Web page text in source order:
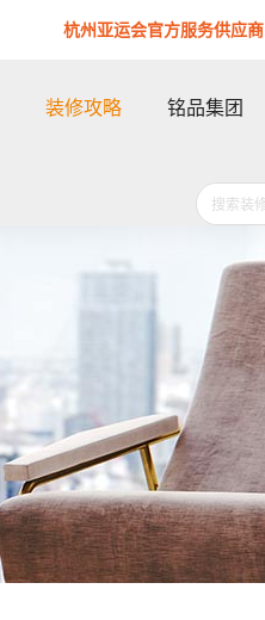
杭州亚运会官方服务供应商
装修攻略 铭品集团